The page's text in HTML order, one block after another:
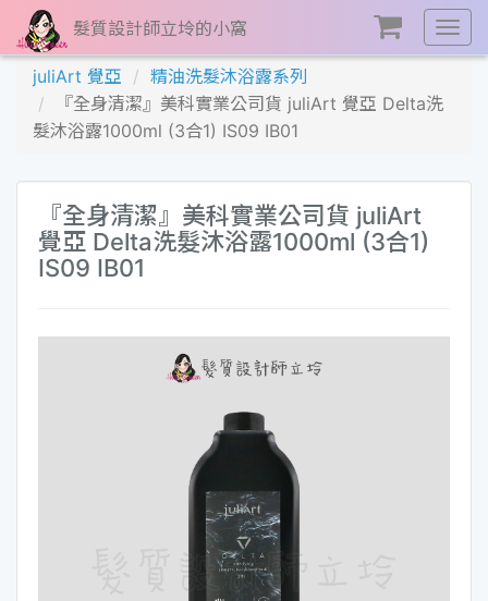
展
開
髮質設計師立坽的小窩
juliArt 覺亞
精油洗髮沐浴露系列
『全身清潔』美科實業公司貨 juliArt 覺亞 Delta洗
髮沐浴露1000ml (3合1) IS09 IB01
『全身清潔』美科實業公司貨 juliArt
覺亞 Delta洗髮沐浴露1000ml (3合1)
IS09 IB01